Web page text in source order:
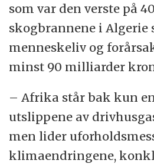
som var den verste på
skogbrannene i Algerie
menneskeliv og
minst 90 milliarder
– Afrika står bak kun
utslippene av
men lider
klimaendringene,